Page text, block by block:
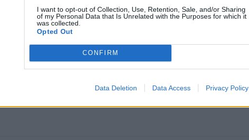
I want to opt-out of Collection, Use, Retention, Sale, and/or Sharing
of my Personal Data that Is Unrelated with the Purposes for which it
was collected.
Opted Out
CONFIRM
Data Deletion Data Access Privacy Policy
des vagues
France ?